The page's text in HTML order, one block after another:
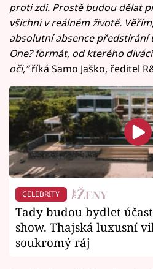
proti zdi. Prostě budou dělat
všichni v reálném životě.
absolutní absence předstírání
One? formát, od kterého
oči,“říká Samo Jaško, ředitel
CELEBRITY
Tady budou bydlet
show. Thajská luxusní
soukromý ráj